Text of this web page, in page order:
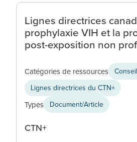
Lignes directrices
prophylaxie VIH et la
post-exposition non
Catégories de ressources
Lignes directrices du CTN+
Types Document/Article
CTN+